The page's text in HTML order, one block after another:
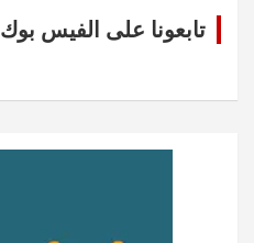
تابعونا على الفيس بوك